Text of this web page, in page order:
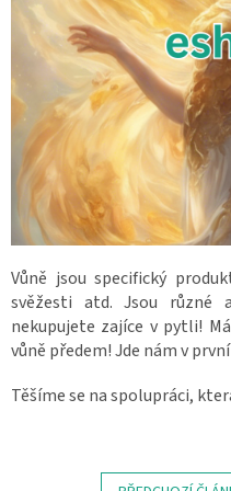
Vůně jsou specifický
svěžesti atd.Jsou různé
nekupujete zajíce v pytli!
vůně předem!Jde nám v
Těšíme se na spolupráci,